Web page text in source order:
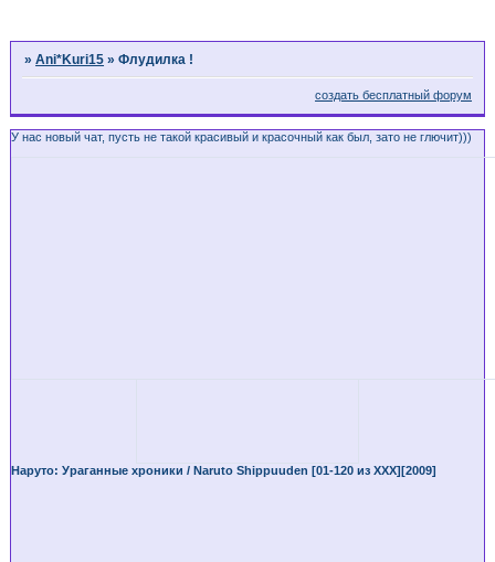
»Ani*Kuri15 »Флудилка !
создать бесплатный форум
У нас новый чат, пусть не такой красивый и красочный как был, зато не глючит)))
Наруто: Ураганные хроники / Naruto Shippuuden [01-120 из XXX][2009]